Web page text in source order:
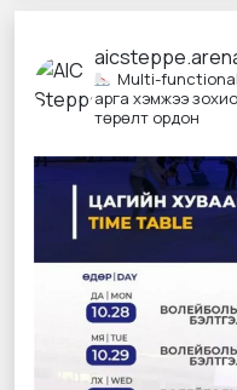
Multi-
арга хэмжээ
төрөлт ордон